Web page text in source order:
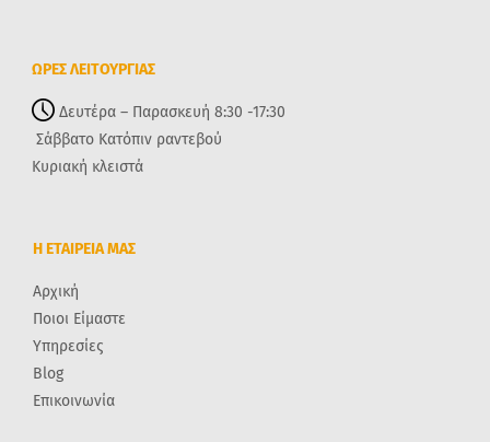
ΩΡΕΣ ΛΕΙΤΟΥΡΓΙΑΣ
Δευτέρα – Παρασκευή 8:30 -17:30
Σάββατο Κατόπιν ραντεβού
Κυριακή κλειστά
Η ΕΤΑΙΡΕΙΑ ΜΑΣ
Αρχική
Ποιοι Είμαστε
Υπηρεσίες
Blog
Επικοινωνία